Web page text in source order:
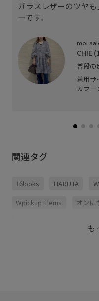
ガラスレザーのツヤ
ーです。
moi
CHIE
普段の
着用サ
カラー
関連タグ
16looks HARUTA
Wpickup_items オンに
も